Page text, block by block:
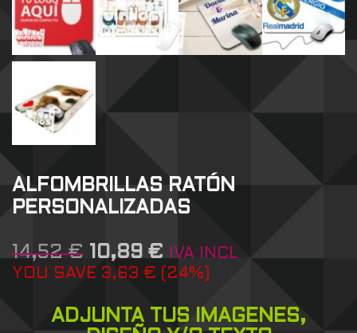
ALFOMBRILLAS RATÓN
PERSONALIZADAS
14,52€ 10,89 €
IVA INCL
YOU SAVE 3,63 € 24%)
ADJUNTA TUS IMAGENES,